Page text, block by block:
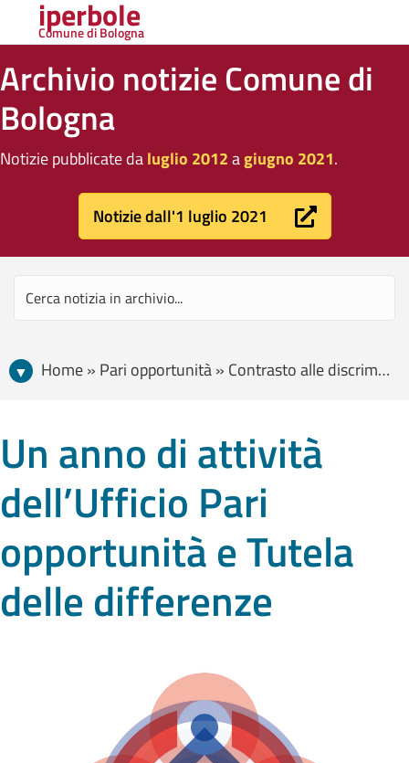
iperbole
Comune di Bologna
Archivio notizie Comune di
Bologna
Notizie pubblicate daluglio 2012agiugno 2021.
Notizie dall'1 luglio 2021
Home » Pari opportunità » Contrasto alle discriminazioni » Un anno di attività dell’Ufficio Pari opportunità e Tutela delle differenze
Un anno di attività
dell’Ufficio Pari
opportunità e Tutela
delle differenze